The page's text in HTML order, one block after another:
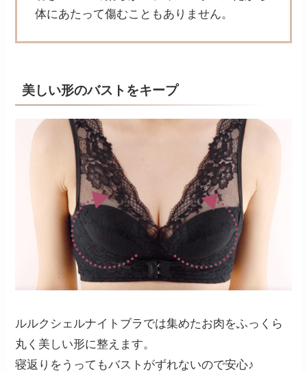
体にあたって傷むこともありません。
美しい形のバストをキープ
ルルクシェルナイトブラでは集めたお肉をふっくら
丸く美しい形に整えます。
寝返りをうってもバストがずれないので安心♪